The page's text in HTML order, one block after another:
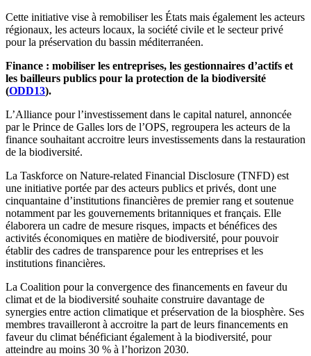
Cette initiative vise à remobiliser les États mais également les acteurs
régionaux, les acteurs locaux, la société civile et le secteur privé
pour la préservation du bassin méditerranéen.
Finance : mobiliser les entreprises, les gestionnaires d’actifs et
les bailleurs publics pour la protection de la biodiversité
(ODD13).
L’Alliance pour l’investissement dans le capital naturel, annoncée
par le Prince de Galles lors de l’OPS, regroupera les acteurs de la
finance souhaitant accroitre leurs investissements dans la restauration
de la biodiversité.
La Taskforce on Nature-related Financial Disclosure (TNFD) est
une initiative portée par des acteurs publics et privés, dont une
cinquantaine d’institutions financières de premier rang et soutenue
notamment par les gouvernements britanniques et français. Elle
élaborera un cadre de mesure risques, impacts et bénéfices des
activités économiques en matière de biodiversité, pour pouvoir
établir des cadres de transparence pour les entreprises et les
institutions financières.
La Coalition pour la convergence des financements en faveur du
climat et de la biodiversité souhaite construire davantage de
synergies entre action climatique et préservation de la biosphère. Ses
membres travailleront à accroitre la part de leurs financements en
faveur du climat bénéficiant également à la biodiversité, pour
atteindre au moins 30 % à l’horizon 2030.